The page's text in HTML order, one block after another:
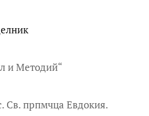
и Методий“
Св. прпмчца Евдокия.